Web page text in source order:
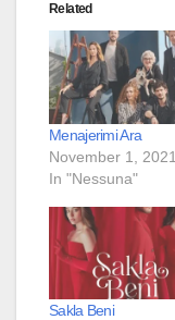
Related
Menajerimi Ara
November 1, 2021
In "Nessuna"
Sakla Beni